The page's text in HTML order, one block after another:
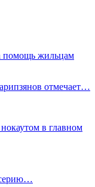
помощь жильцам
отмечает…
в главном
серию…